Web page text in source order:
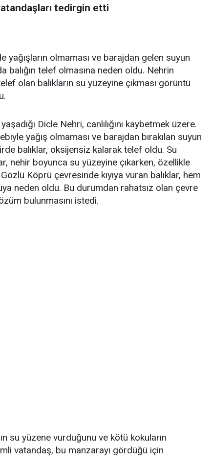
tedirgin etti
yağışların olmaması ve barajdan gelen suyun
balığın telef olmasına neden oldu. Nehrin
olan balıkların su yüzeyine çıkması görüntü
Dicle Nehri, canlılığını kaybetmek üzere.
yağış olmaması ve barajdan bırakılan suyun
balıklar, oksijensiz kalarak telef oldu. Su
nehir boyunca su yüzeyine çıkarken, özellikle
Köprü çevresinde kıyıya vuran balıklar, hem
neden oldu. Bu durumdan rahatsız olan çevre
bulunmasını istedi.
su yüzene vurduğunu ve kötü kokuların
vatandaş, bu manzarayı gördüğü için